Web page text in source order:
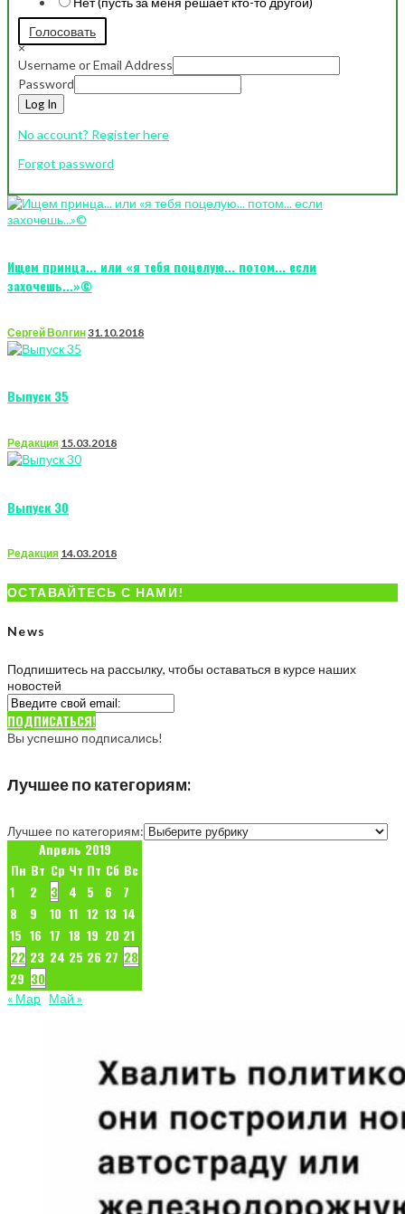
Голосовать
×
Username or Email Address
Password
Log In
No account? Register here
Forgot password
Ищем принца... или «я тебя поцелую... потом... если
захочешь...»©
Сергей Волгин31.10.2018
Выпуск 35
Редакция 15.03.2018
Выпуск 30
Редакция 14.03.2018
ОСТАВАЙТЕСЬ С НАМИ!
News
Подпишитесь на рассылку, чтобы оставаться в курсе наших
новостей
ПОДПИСАТЬСЯ!
Вы успешно подписались!
Лучшее по категориям:
Лучшее по категориям:
Апрель 2019
Пн Вт Ср Чт Пт Сб Вс
1
2 3 4 5 6
7
8
9 10 11 12 13 14
15 16 17 18 19 20 21
22 23 24 25 26 27 28
29 30
« Мар Май »